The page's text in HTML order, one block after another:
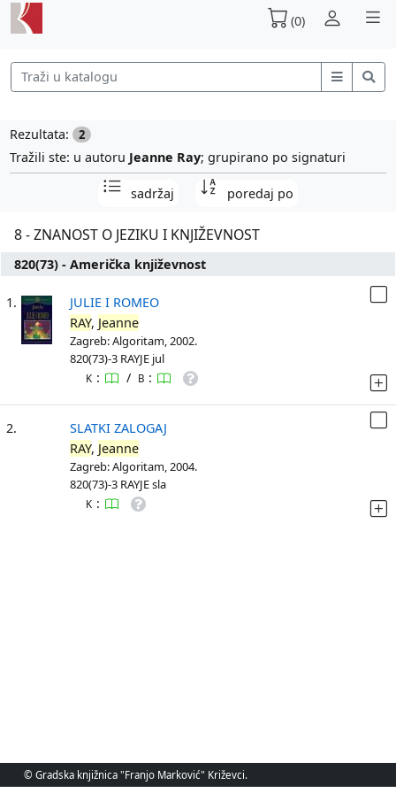
(0)
Rezultata: 2
Tražili ste: u autoru Jeanne Ray; grupirano po signaturi
sadržaj poredaj po
8 - ZNANOST O JEZIKU I KNJIŽEVNOST
820(73) - Američka književnost
1.
JULIE I ROMEO
RAY, Jeanne
Zagreb: Algoritam, 2002.
820(73)-3 RAYJE jul
K : / B :
2.
SLATKI ZALOGAJ
RAY, Jeanne
Zagreb: Algoritam, 2004.
820(73)-3 RAYJE sla
K :
© Gradska knjižnica "Franjo Marković" Križevci.